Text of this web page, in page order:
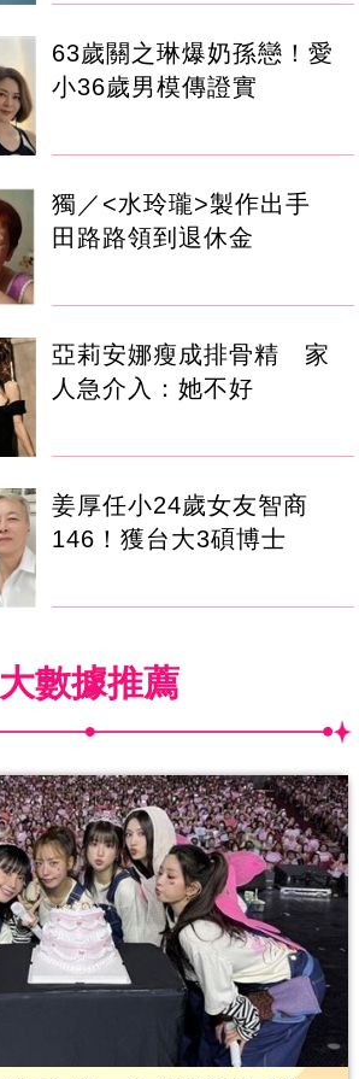
63歲關之琳爆奶孫戀！愛
小36歲男模傳證實
獨／<水玲瓏>製作出手
田路路領到退休金
亞莉安娜瘦成排骨精 家
人急介入：她不好
姜厚任小24歲女友智商
146！獲台大3碩博士
大數據推薦